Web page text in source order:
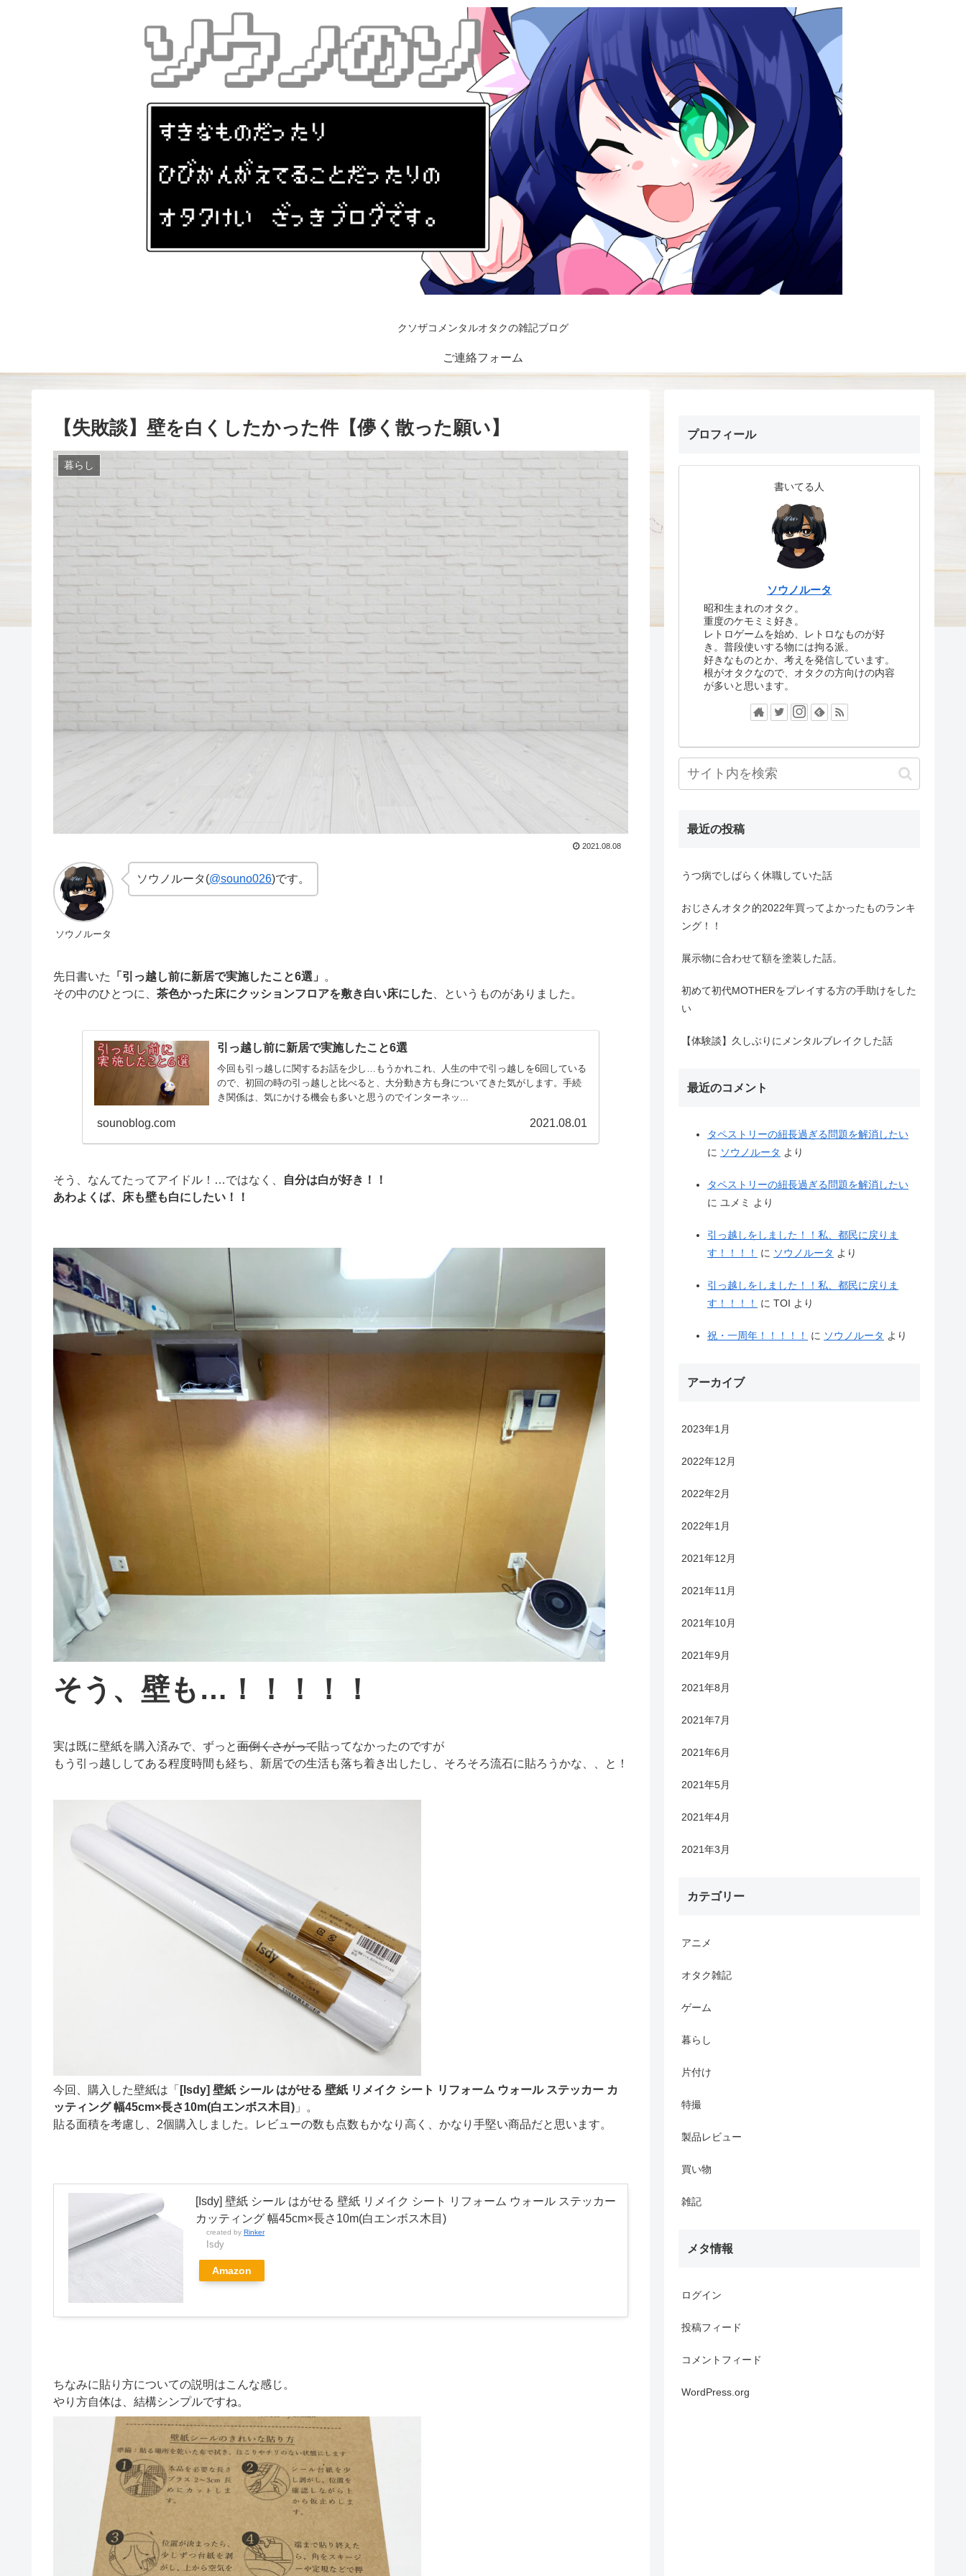
クソザコメンタルオタクの雑記ブログ
ご連絡フォーム
【失敗談】壁を白くしたかった件【儚く散った願い】
暮らし
2021.08.08
ソウノルータ
ソウノルータ(@souno026)です。
先日書いた 「引っ越し前に新居で実施したこと6選」
。
その中のひとつに、 茶色かった床にクッションフロアを敷き白い床にした 、というものがありました。
引っ越し前に新居で実施したこと6選
今回も引っ越しに関するお話を少し…もうかれこれ、人生の中で引っ越しを6回している
ので、初回の時の引っ越しと比べると、大分動き方も身についてきた気がします。手続
き関係は、気にかける機会も多いと思うのでインターネッ...
sounoblog.com 2021.08.01
そう、なんてたってアイドル！…ではなく、
自分は白が好き！！
あわよくば、床も壁も白にしたい！！
そう、壁も…！！！！！
実は既に壁紙を購入済みで、ずっと面倒くさがって貼ってなかったのですが
もう引っ越ししてある程度時間も経ち、新居での生活も落ち着き出したし、そろそろ流石に貼ろうかな、、と！
今回、購入した壁紙は「 [Isdy] 壁紙 シール はがせる 壁紙 リメイク シート リフォーム ウォール ステッカー カ
ッティング 幅45cm×長さ10m(白エンボス木目) 」。
貼る面積を考慮し、2個購入しました。レビューの数も点数もかなり高く、かなり手堅い商品だと思います。
[Isdy] 壁紙 シール はがせる 壁紙 リメイク シート リフォーム ウォール ステッカー
カッティング 幅45cm×長さ10m(白エンボス木目)
created by Rinker
Isdy
Amazon
ちなみに貼り方についての説明はこんな感じ。
やり方自体は、結構シンプルですね。
プロフィール
書いてる人
ソウノルータ
昭和生まれのオタク。
重度のケモミミ好き。
レトロゲームを始め、レトロなものが好
き。普段使いする物には拘る派。
好きなものとか、考えを発信しています。
根がオタクなので、オタクの方向けの内容
が多いと思います。
最近の投稿
うつ病でしばらく休職していた話
おじさんオタク的2022年買ってよかったものランキ
ング！！
展示物に合わせて額を塗装した話。
初めて初代MOTHERをプレイする方の手助けをした
い
【体験談】久しぶりにメンタルブレイクした話
最近のコメント
タペストリーの紐長過ぎる問題を解消したい
に ソウノルータ より
タペストリーの紐長過ぎる問題を解消したい
に ユメミ より
引っ越しをしました！！私、都民に戻りま
す！！！！
に ソウノルータ より
引っ越しをしました！！私、都民に戻りま
す！！！！
に TOI より
祝・一周年！！！！！ に ソウノルータ より
アーカイブ
2023年1月
2022年12月
2022年2月
2022年1月
2021年12月
2021年11月
2021年10月
2021年9月
2021年8月
2021年7月
2021年6月
2021年5月
2021年4月
2021年3月
カテゴリー
アニメ
オタク雑記
ゲーム
暮らし
片付け
特撮
製品レビュー
買い物
雑記
メタ情報
ログイン
投稿フィード
コメントフィード
WordPress.org